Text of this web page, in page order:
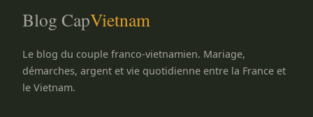
Blog CapVietnam
Le blog du couple franco-vietnamien. Mariage,
démarches, argent et vie quotidienne entre la France et
le Vietnam.